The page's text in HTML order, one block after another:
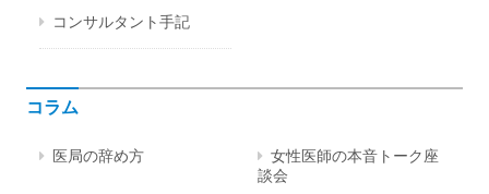
コンサルタント手記
コラム
医局の辞め方
女性医師の本音トーク座
談会